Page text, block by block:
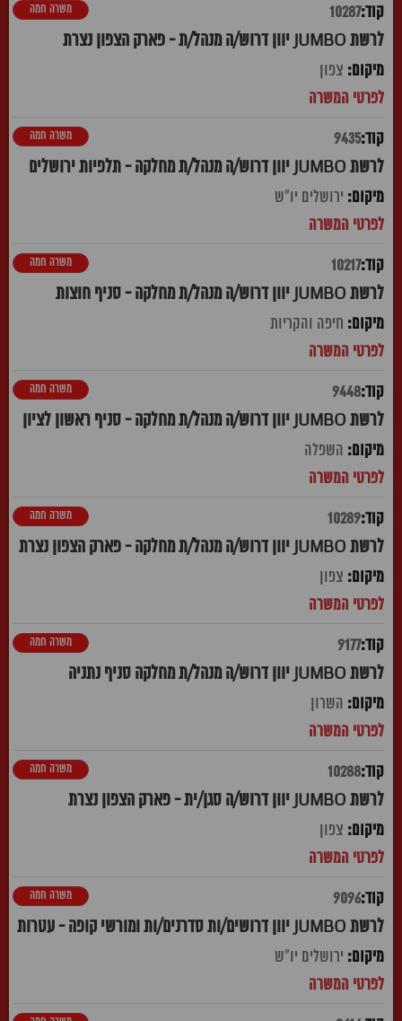
10287
לרשת JUMBO יוון דרוש/ה מנהל/ת - פארק הצפון נצרת
משרה חמה
צפון
9435
לרשת JUMBO יוון דרוש/ה מנהל/ת מחלקה - תלפיות ירושלים
משרה חמה
ירושלים יו"ש
10217
לרשת JUMBO יוון דרוש/ה מנהל/ת מחלקה - סניף חוצות
משרה חמה
חיפה והקריות
9448
לרשת JUMBO יוון דרוש/ה מנהל/ת מחלקה - סניף ראשון לציון
משרה חמה
השפלה
10289
לרשת JUMBO יוון דרוש/ה מנהל/ת מחלקה - פארק הצפון נצרת
משרה חמה
צפון
9177
לרשת JUMBO יוון דרוש/ה מנהל/ת מחלקה סניף נתניה
משרה חמה
השרון
10288
לרשת JUMBO יוון דרוש/ה סגן/ית - פארק הצפון נצרת
משרה חמה
צפון
9096
לרשת JUMBO יוון דרושים/ות סדרנים/ות ומורשי קופה - עטרות
משרה חמה
ירושלים יו"ש